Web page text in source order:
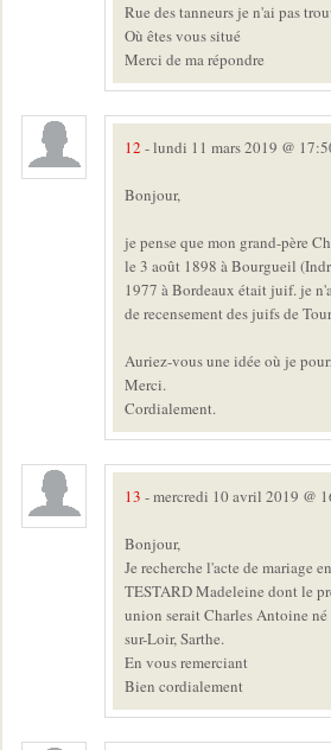
Rue des tanneurs je n'ai pas
Où êtes vous situé
Merci de ma répondre
12 - lundi 11 mars 2019 @
Bonjour,
je pense que mon grand-père
le 3 août 1898 à Bourgueil
1977 à Bordeaux était juif. je
de recensement des juifs de
Auriez-vous une idée où je
Merci.
Cordialement.
13 - mercredi 10 avril 2019 @
Bonjour,
Je recherche l'acte de mariage
TESTARD Madeleine dont le
union serait Charles Antoine
sur-Loir, Sarthe.
En vous remerciant
Bien cordialement